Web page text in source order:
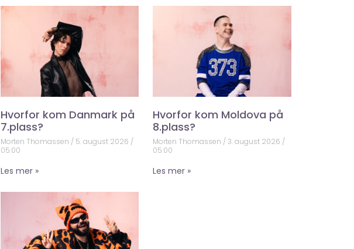
Hvorfor kom Danmark på
7.plass?
Morten Thomassen 5. august 2026
05:00
Les mer »
Hvorfor kom Moldova på
8.plass?
Morten Thomassen
3. august 2026
05:00
Les mer »